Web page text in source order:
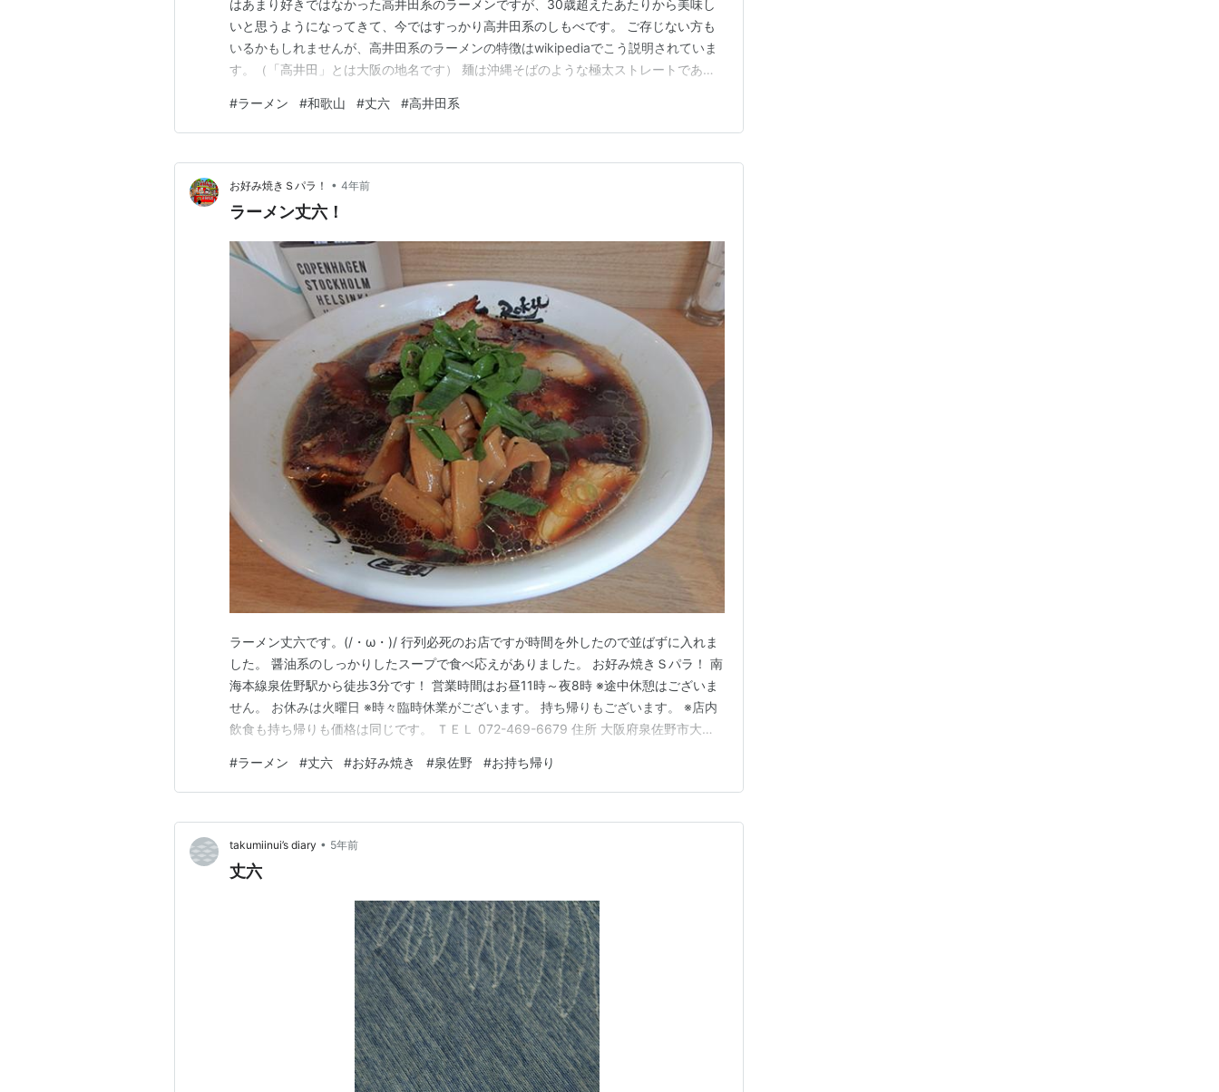
はあまり好きではなかった高井田系のラーメンですが、30歳超えたあたりから美味し
いと思うようになってきて、今ではすっかり高井田系のしもべです。 ご存じない方も
いるかもしれませんが、高井田系のラーメンの特徴はwikipediaでこう説明されていま
す。（「高井田」とは大阪の地名です） 麺は沖縄そばのような極太ストレートであ
徴がある中華そばを供する店舗が、戦後の産業道路沿いの大阪シティバス高井田停留所
周辺に集中していており、これらのラーメンを指す。…
#ラーメン #和歌山 #丈六 #高井田系
お好み焼きＳパラ！ • 4年前
ラーメン丈六！
ラーメン丈六です。(/・ω・)/ 行列必死のお店ですが時間を外したので並ばずに入れま
した。 醤油系のしっかりしたスープで食べ応えがありました。 お好み焼きＳパラ！ 南
海本線泉佐野駅から徒歩3分です！ 営業時間はお昼11時～夜8時 ※途中休憩はございま
せん。 お休みは火曜日 ※時々臨時休業がございます。 持ち帰りもございます。 ※店内
飲食も持ち帰りも価格は同じです。 ＴＥＬ 072-469-6679 住所 大阪府泉佐野市大西
#ラーメン #丈六 #お好み焼き #泉佐野 #お持ち帰り
takumiinui’s diary • 5年前
丈六